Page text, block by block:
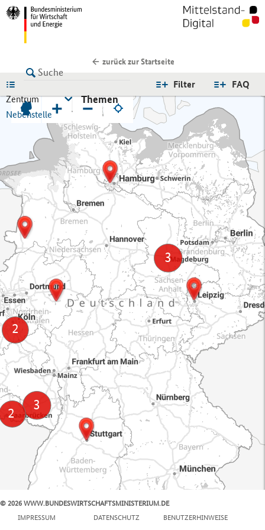
zurück zur Startseite
FAQ
Filter
Zentrum
Nebenstelle
Themen
+ −
© 2026 WWW.BUNDESWIRTSCHAFTSMINISTERIUM.DE
IMPRESSUM
DATENSCHUTZ BENUTZERHINWEISE